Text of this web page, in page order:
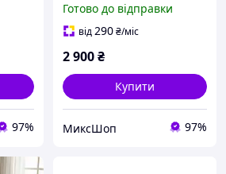
97%
Готово до відправки
від290₴/міс
2 900₴
Купити
МиксШоп 97%